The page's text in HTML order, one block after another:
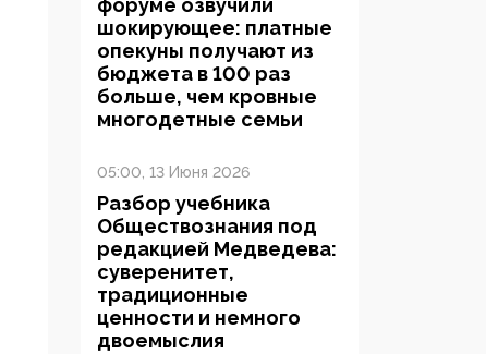
форуме озвучили
шокирующее: платные
опекуны получают из
бюджета в 100 раз
больше, чем кровные
многодетные семьи
05:00, 13 Июня 2026
Разбор учебника
Обществознания под
редакцией Медведева:
суверенитет,
традиционные
ценности и немного
двоемыслия